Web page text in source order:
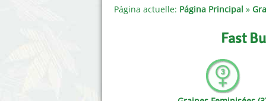
SERIOUS SEEDS Dr.
Dutch
Exotic
Página actuelle: Página Principal »
Fast